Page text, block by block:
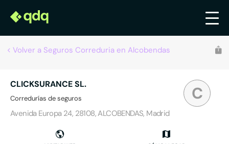
Volver a Seguros Correduria en Alcobendas
C
CLICKSURANCE SL.
Corredurías de seguros
Avenida Europa 24, 28108, ALCOBENDAS, Madrid